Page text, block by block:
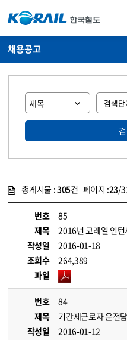
채용공고
총게시물 :305건 페이지 :23/
번호
85
제목
2016년 코레일 인턴
작성일
2016-01-18
조회수
264,389
파일
번호
84
제목
기간제근로자 운전
작성일
2016-01-12